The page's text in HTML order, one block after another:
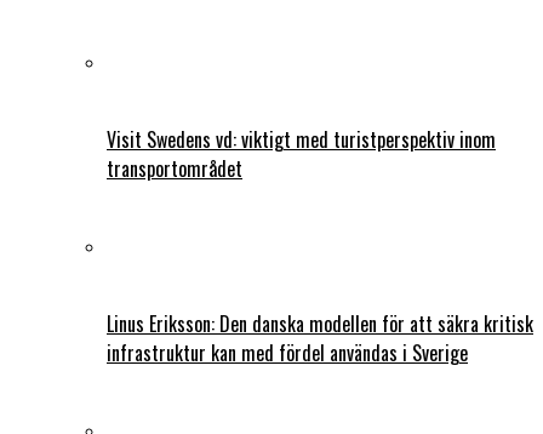
Visit Swedens vd: viktigt med turistperspektiv inom
transportområdet
Linus Eriksson: Den danska modellen för att säkra kritisk
infrastruktur kan med fördel användas i Sverige